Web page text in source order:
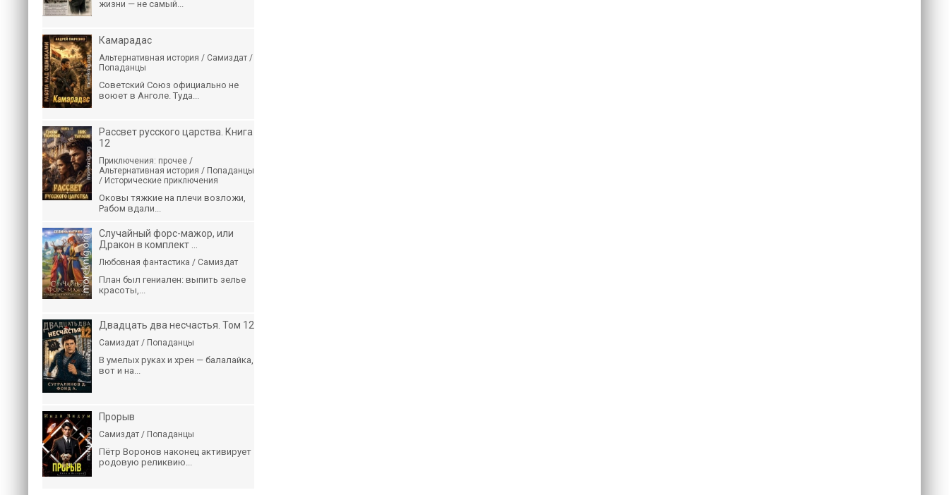
жизни — не самый...
Камарадас
Альтернативная история / Самиздат /
Попаданцы
Советский Союз официально не
воюет в Анголе. Туда...
Рассвет русского царства. Книга
12
Приключения: прочее /
Альтернативная история / Попаданцы
/ Исторические приключения
Оковы тяжкие на плечи возложи,
Рабом вдали...
Случайный форс-мажор, или
Дракон в комплект ...
Любовная фантастика / Самиздат
План был гениален: выпить зелье
красоты,...
Двадцать два несчастья. Том 12
Самиздат / Попаданцы
В умелых руках и хрен — балалайка,
вот и на...
Прорыв
Самиздат / Попаданцы
Пётр Воронов наконец активирует
родовую реликвию...